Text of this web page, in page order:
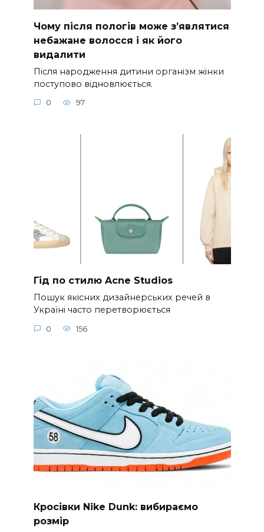
Чому після пологів може з’являтися
небажане волосся і як його
видалити
Після народження дитини організм жінки
поступово відновлюється.
0 97
Гід по стилю Acne Studios
Пошук якісних дизайнерських речей в
Україні часто перетворюється
0 156
Кросівки Nike Dunk: вибираємо
розмір